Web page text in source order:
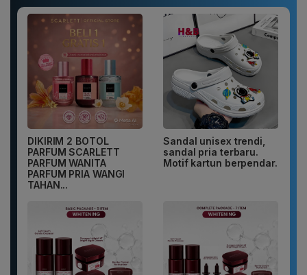
DIKIRIM 2 BOTOL
PARFUM SCARLETT
PARFUM WANITA
PARFUM PRIA WANGI
TAHAN...
Sandal unisex trendi,
sandal pria terbaru.
Motif kartun berpendar.